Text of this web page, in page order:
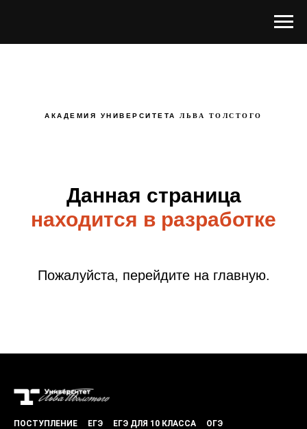
АКАДЕМИЯ УНИВЕРСИТЕТАЛЬВА ТОЛСТОГО
Данная страница
находится в разработке
Пожалуйста, перейдите на главную.
ПОСТУПЛЕНИЕ ЕГЭ ЕГЭ ДЛЯ 10 КЛАССА
ОГЭ